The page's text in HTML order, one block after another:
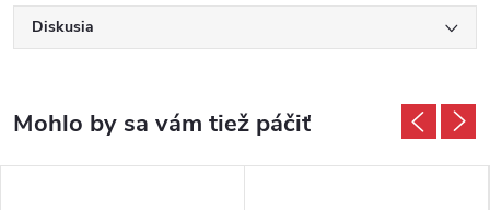
Diskusia